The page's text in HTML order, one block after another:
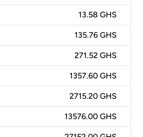
13.58 GHS
135.76 GHS
271.52 GHS
1357.60 GHS
2715.20 GHS
13576.00 GHS